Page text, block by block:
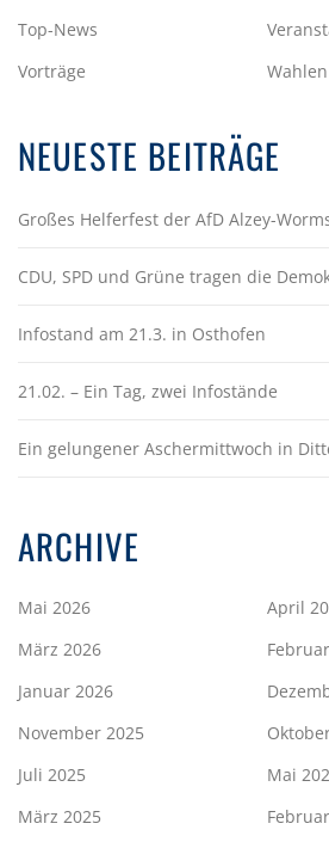
Top-News
Vorträge
Wahlen
NEUESTE BEITRÄGE
Großes Helferfest der AfD Alzey-
CDU, SPD und Grüne tragen die
Infostand am 21.3. in Osthofen
21.02. – Ein Tag, zwei Infostände
Ein gelungener Aschermittwoch in
ARCHIVE
Mai 2026
April
März 2026
Januar 2026
November 2025
Juli 2025
Mai
März 2025